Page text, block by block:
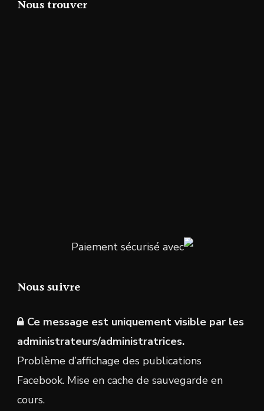
Nous trouver
Paiement sécurisé avec
Nous suivre
Ce message est uniquement visible par les
administrateurs/administratrices.
Problème d’affichage des publications
Facebook. Mise en cache de sauvegarde en
cours.